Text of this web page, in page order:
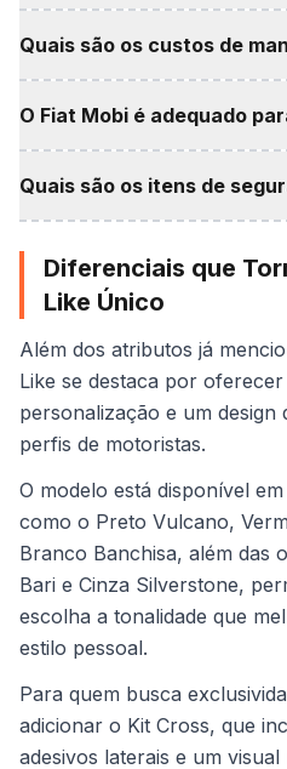
Quais são os custos de
O Fiat Mobi é adequado
Quais são os itens de
Diferenciais que
Like Único
Além dos atributos já
Like se destaca por
personalização e um design
perfis de motoristas.
O modelo está disponível
como o Preto Vulcano,
Branco Banchisa, além das
Bari e Cinza Silverstone,
escolha a tonalidade que
estilo pessoal.
Para quem busca
adicionar o Kit Cross, que
adesivos laterais e um